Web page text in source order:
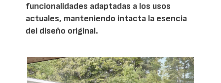
funcionalidades adaptadas a los usos
actuales, manteniendo intacta la esencia
del diseño original.